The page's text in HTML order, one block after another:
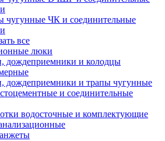
чугунные ЧК и соединительные
все
люки
дождеприемники и колодцы
дождеприемники и трапы чугунные
и соединительные
водосточные и комплектующие